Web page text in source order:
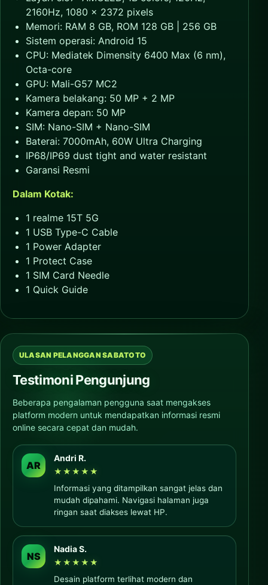
2160Hz, 1080 x 2372 pixels
Memori: RAM 8 GB, ROM 128 GB | 256 GB
Sistem operasi: Android 15
CPU: Mediatek Dimensity 6400 Max (6 nm),
Octa-core
GPU: Mali-G57 MC2
Kamera belakang: 50 MP + 2 MP
Kamera depan: 50 MP
SIM: Nano-SIM + Nano-SIM
Baterai: 7000mAh, 60W Ultra Charging
IP68/IP69 dust tight and water resistant
Garansi Resmi
Dalam Kotak:
1 realme 15T 5G
1 USB Type-C Cable
1 Power Adapter
1 Protect Case
1 SIM Card Needle
1 Quick Guide
ULASAN PELANGGAN SABATOTO
Testimoni Pengunjung
Beberapa pengalaman pengguna saat mengakses
platform modern untuk mendapatkan informasi resmi
online secara cepat dan mudah.
AR
Andri R.
★★★★★
Informasi yang ditampilkan sangat jelas dan
mudah dipahami. Navigasi halaman juga
ringan saat diakses lewat HP.
NS
Nadia S.
★★★★★
Desain platform terlihat modern dan